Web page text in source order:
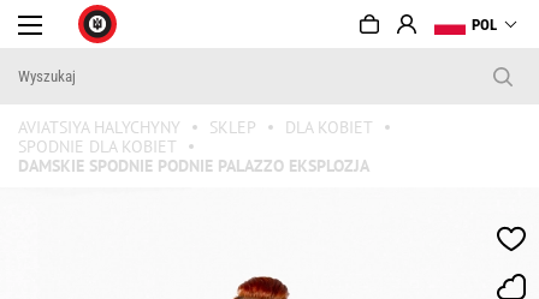
POL
AVIATSIYA HALYCHYNY SKLEP
DLA KOBIET
SPODNIE DLA KOBIET
DAMSKIE SPODNIE PODNIE PALAZZO EKSPLOZJA